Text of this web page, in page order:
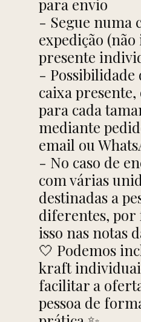
para envio
- Segue numa
expedição
presente
- Possibilidade
caixa
para cada
mediante
email ou
- No caso de
com várias
destinadas a
diferentes,
isso nas notas
🤍 Podemos
kraft
facilitar a
pessoa de